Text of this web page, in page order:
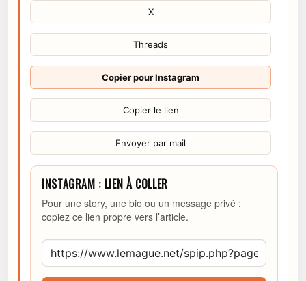
X
Threads
Copier pour Instagram
Copier le lien
Envoyer par mail
INSTAGRAM : LIEN À COLLER
Pour une story, une bio ou un message privé :
copiez ce lien propre vers l’article.